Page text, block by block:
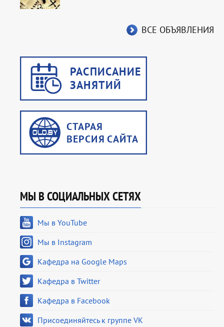
ВСЕ ОБЪЯВЛЕНИЯ
МЫ В СОЦИАЛЬНЫХ СЕТЯХ
Мы в YouTube
Мы в Instagram
Кафедра на Google Maps
Кафедра в Twitter
Кафедра в Facebook
Присоединяйтесь к группе VK